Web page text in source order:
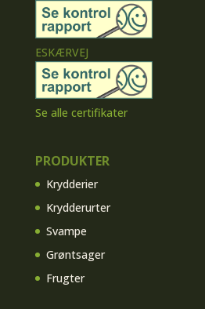
ESKÆRVEJ
Se alle certifikater
PRODUKTER
Krydderier
Krydderurter
Svampe
Grøntsager
Frugter